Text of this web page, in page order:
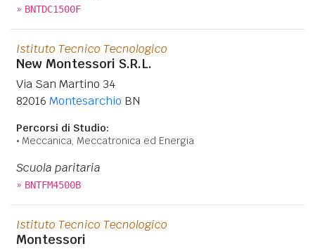
» BNTDC1500F
Istituto Tecnico Tecnologico
New Montessori S.R.L.
Via San Martino 34
82016 Montesarchio BN
Percorsi di Studio:
Meccanica, Meccatronica ed Energia
Scuola paritaria
» BNTFM4500B
Istituto Tecnico Tecnologico
Montessori